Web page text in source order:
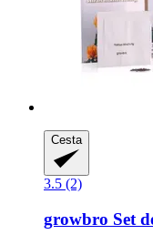
Cesta
3.5 (2)
growbro Set